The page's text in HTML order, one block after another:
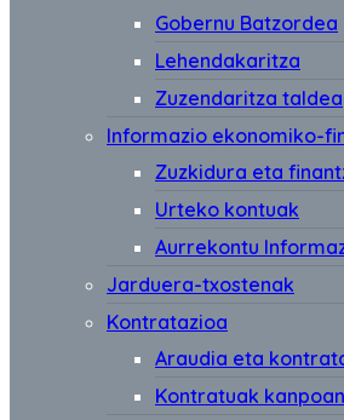
Gobernu Batzordea
Lehendakaritza
Zuzendaritza taldea
Informazio ekonomiko-
Zuzkidura eta
Urteko kontuak
Aurrekontu
Jarduera-txostenak
Kontratazioa
Araudia eta
Kontratuak kanpoan